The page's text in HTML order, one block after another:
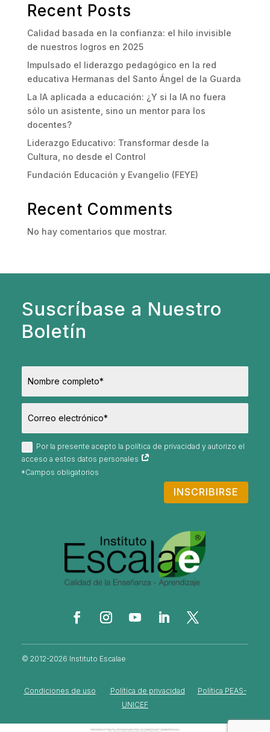
Recent Posts
Calidad basada en la confianza: el hilo invisible
de nuestros logros en 2025
Impulsado el liderazgo pedagógico en la red
educativa Hermanas del Santo Ángel de la Guarda
La IA aplicada a educación: ¿Y si la IA no fuera
sólo un asistente, sino un mentor para los
docentes?
Liderazgo Educativo: Transformar desde la
Cultura, no desde el Control
Fundación Educación y Evangelio (FEYE)
Recent Comments
No hay comentarios que mostrar.
Suscríbase a Nuestro
Boletín
Por la presente acepto la política de privacidad y autorizo el
acceso a estos datos personales
INSCRIBIRSE
© 2012-2026 Instituto Escalae
Condiciones de uso Política de privacidad
Política PEAS-
UNICEF